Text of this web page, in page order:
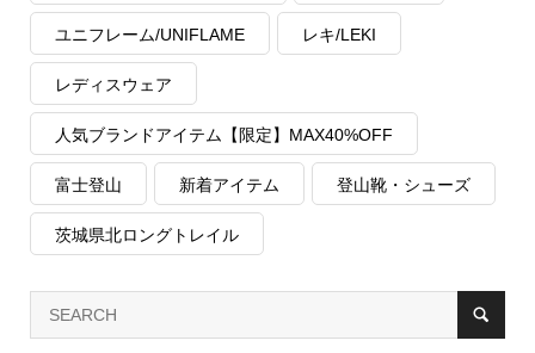
ユニフレーム/UNIFLAME レキ/LEKI
レディスウェア
人気ブランドアイテム【限定】MAX40%OFF
富士登山 新着アイテム 登山靴・シューズ
茨城県北ロングトレイル